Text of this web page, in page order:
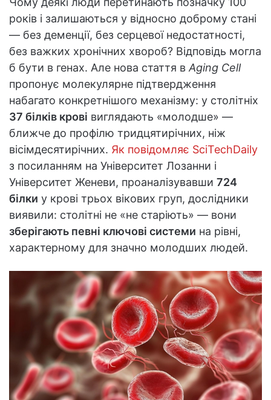
років і залишаються у відносно доброму стані
— без деменції, без серцевої недостатності,
без важких хронічних хвороб? Відповідь могла
б бути в генах. Але нова стаття в Aging Cell
пропонує молекулярне підтвердження
набагато конкретнішого механізму: у столітніх
37 білків крові виглядають «молодше» —
ближче до профілю тридцятирічних, ніж
вісімдесятирічних. Як повідомляє SciTechDaily
з посиланням на Університет Лозанни і
Університет Женеви, проаналізувавши 724
білки у крові трьох вікових груп, дослідники
виявили: столітні не «не старіють» — вони
зберігають певні ключові системи на рівні,
характерному для значно молодших людей.